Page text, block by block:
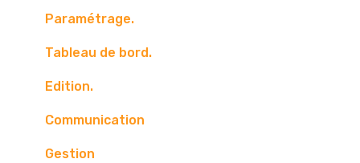
Paramétrage.
Tableau de bord.
Edition.
Communication
Gestion